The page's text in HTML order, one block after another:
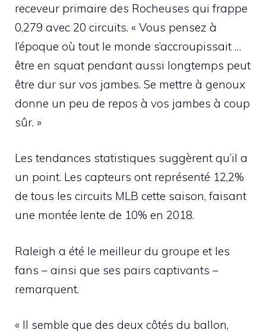
receveur primaire des Rocheuses qui frappe
0,279 avec 20 circuits. « Vous pensez à
l’époque où tout le monde s’accroupissait …
être en squat pendant aussi longtemps peut
être dur sur vos jambes. Se mettre à genoux
donne un peu de repos à vos jambes à coup
sûr. »
Les tendances statistiques suggèrent qu’il a
un point. Les capteurs ont représenté 12,2%
de tous les circuits MLB cette saison, faisant
une montée lente de 10% en 2018.
Raleigh a été le meilleur du groupe et les
fans – ainsi que ses pairs captivants –
remarquent.
« Il semble que des deux côtés du ballon,